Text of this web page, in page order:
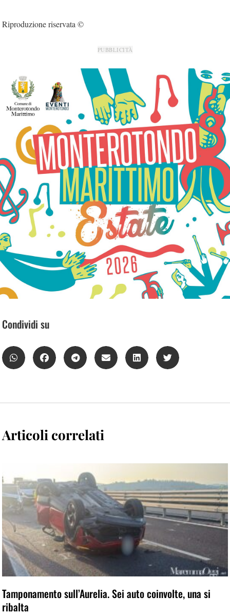
Riproduzione riservata ©
PUBBLICITÀ
Condividi su
Articoli correlati
Tamponamento sull’Aurelia. Sei auto coinvolte, una si
ribalta